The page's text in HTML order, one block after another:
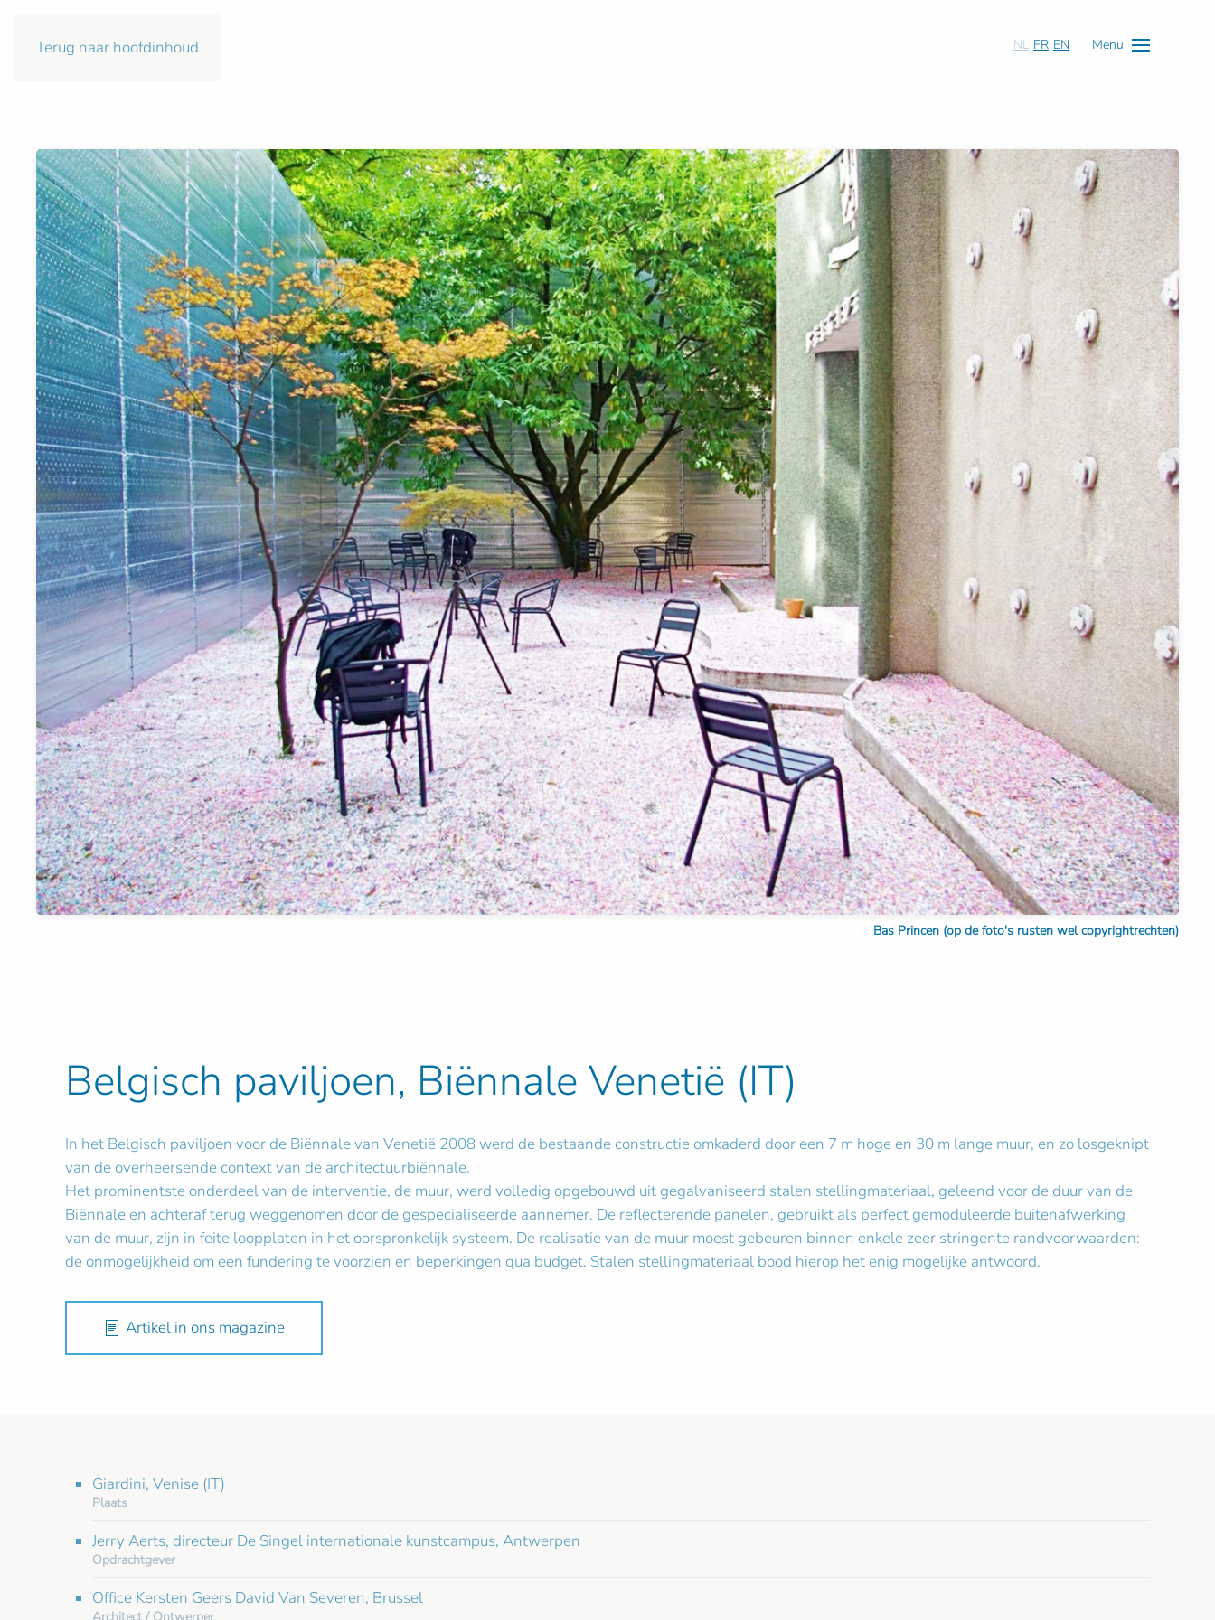
Terug naar hoofdinhoud NL FR EN Menu
Bas Princen (op de foto's rusten wel copyrightrechten)
Belgisch paviljoen, Biënnale Venetië (IT)
In het Belgisch paviljoen voor de Biënnale van Venetië 2008 werd de bestaande constructie omkaderd door een 7 m hoge en 30 m lange muur, en zo losgeknipt
van de overheersende context van de architectuurbiënnale.
Het prominentste onderdeel van de interventie, de muur, werd volledig opgebouwd uit gegalvaniseerd stalen stellingmateriaal, geleend voor de duur van de
Biënnale en achteraf terug weggenomen door de gespecialiseerde aannemer. De reflecterende panelen, gebruikt als perfect gemoduleerde buitenafwerking
van de muur, zijn in feite loopplaten in het oorspronkelijk systeem. De realisatie van de muur moest gebeuren binnen enkele zeer stringente randvoorwaarden:
de onmogelijkheid om een fundering te voorzien en beperkingen qua budget. Stalen stellingmateriaal bood hierop het enig mogelijke antwoord.
Artikel in ons magazine
Giardini, Venise (IT)
Plaats
Jerry Aerts, directeur De Singel internationale kunstcampus, Antwerpen
Opdrachtgever
Office Kersten Geers David Van Severen, Brussel
Architect / Ontwerper